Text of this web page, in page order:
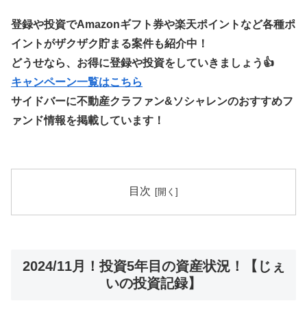
登録や投資でAmazonギフト券や楽天ポイントなど各種ポ
イントがザクザク貯まる案件も紹介中！
どうせなら、お得に登録や投資をしていきましょう👍
キャンペーン一覧はこちら
サイドバーに不動産クラファン&ソシャレンのおすすめフ
ァンド情報を掲載しています！
目次
2024/11月！投資5年目の資産状況！【じぇ
いの投資記録】